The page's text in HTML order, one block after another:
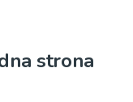
strona